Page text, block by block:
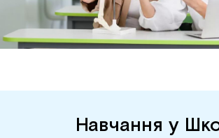
Навчання у